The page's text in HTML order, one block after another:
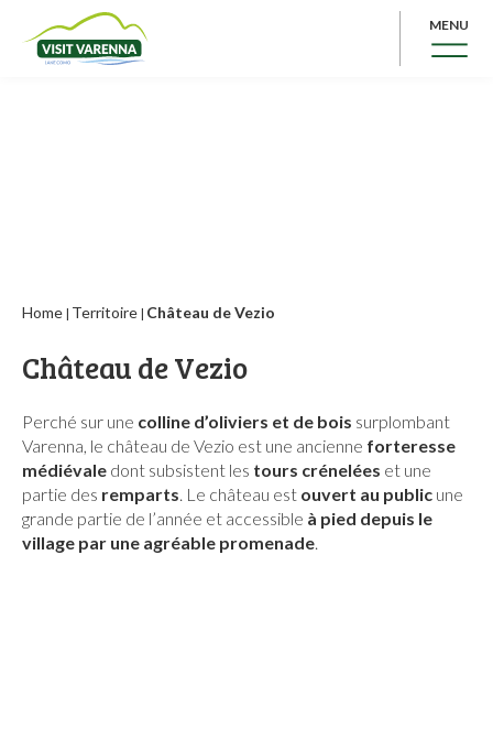
MENU
Home | Territoire | Château de Vezio
Château de Vezio
Perché sur une colline d’oliviers et de bois surplombant
Varenna, le château de Vezio est une ancienne forteresse
médiévale dont subsistent les tours crénelées et une
partie des remparts. Le château est ouvert au public une
grande partie de l’année et accessible à pied depuis le
village par une agréable promenade.